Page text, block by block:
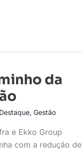
da
Destaque, Gestão
e Ekko Group
com a redução de